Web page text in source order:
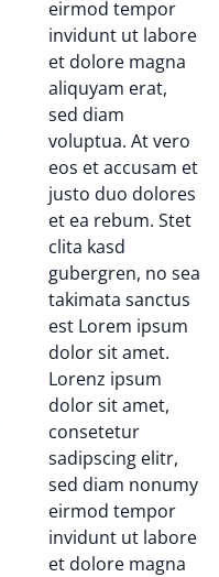
eirmod tempor
invidunt ut labore
et dolore magna
aliquyam erat,
sed diam
voluptua. At vero
eos et accusam et
justo duo dolores
et ea rebum. Stet
clita kasd
gubergren, no sea
takimata sanctus
est Lorem ipsum
dolor sit amet.
Lorenz ipsum
dolor sit amet,
consetetur
sadipscing elitr,
sed diam nonumy
eirmod tempor
invidunt ut labore
et dolore magna